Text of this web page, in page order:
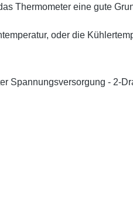
Thermometer eine gute
oder die
Spannungsversorgung - 2-